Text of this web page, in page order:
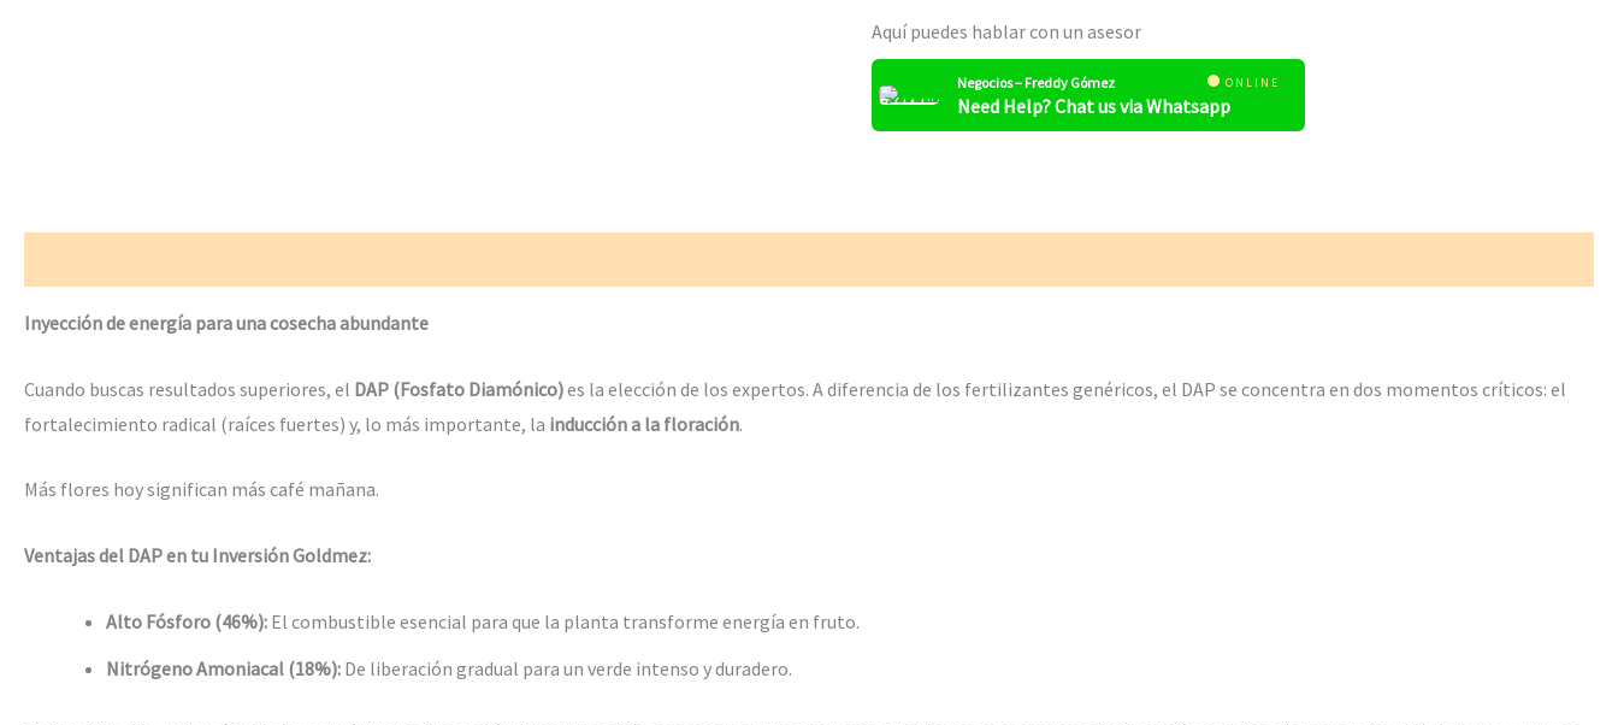
Aquí puedes hablar con un asesor
Negocios – Freddy Gómez ONLINE
Need Help? Chat us via Whatsapp
Inyección de energía para una cosecha abundante
Cuando buscas resultados superiores, el DAP (Fosfato Diamónico)es la elección de los expertos. A diferencia de los fertilizantes genéricos, el DAP se concentra en dos momentos críticos: el
fortalecimiento radical (raíces fuertes) y, lo más importante, la inducción a la floración.
Más flores hoy significan más café mañana.
Ventajas del DAP en tu Inversión Goldmez:
Alto Fósforo (46%): El combustible esencial para que la planta transforme energía en fruto.
Nitrógeno Amoniacal (18%): De liberación gradual para un verde intenso y duradero.